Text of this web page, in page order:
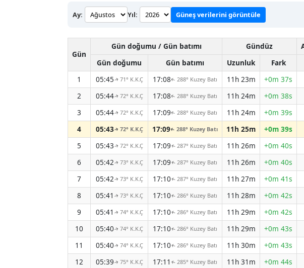
Ay: Yıl: Güneş verilerini görüntüle
Gün
Gün doğumu / Gün batımı Gündüz
Gün doğumu
Gün batımı Uzunluk Fark
1
05:45↑ 71° K.K.Ç 17:08↑ 288° Kuzey Batı 11h 23m +0m 37s
2
05:44↑ 72° K.K.Ç 17:08↑ 288° Kuzey Batı 11h 24m +0m 38s
3
05:44↑ 72° K.K.Ç 17:09↑ 288° Kuzey Batı 11h 24m +0m 39s
4
05:43↑ 72° K.K.Ç 17:09↑288° Kuzey Batı 11h 25m +0m 39s
5
05:43↑ 72° K.K.Ç 17:09↑ 287° Kuzey Batı 11h 26m +0m 40s
6
05:42↑ 73° K.K.Ç 17:09↑ 287° Kuzey Batı 11h 26m +0m 40s
7
05:42↑ 73° K.K.Ç 17:10↑ 287° Kuzey Batı 11h 27m +0m 41s
8
05:41 ↑ 73° K.K.Ç 17:10↑ 286° Kuzey Batı 11h 28m +0m 42s
9
05:41 ↑ 74° K.K.Ç 17:10↑ 286° Kuzey Batı 11h 29m +0m 42s
10
05:40↑ 74° K.K.Ç 17:10↑ 286° Kuzey Batı 11h 29m +0m 43s
11
05:40↑ 74° K.K.Ç 17:10↑ 286° Kuzey Batı 11h 30m +0m 43s
12
05:39↑ 75° K.K.Ç 17:11 ↑ 285° Kuzey Batı 11h 31m +0m 44s